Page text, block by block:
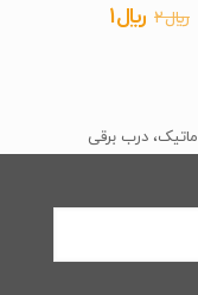
﷼2 قیمت
﷼1قیمت
درب برقی